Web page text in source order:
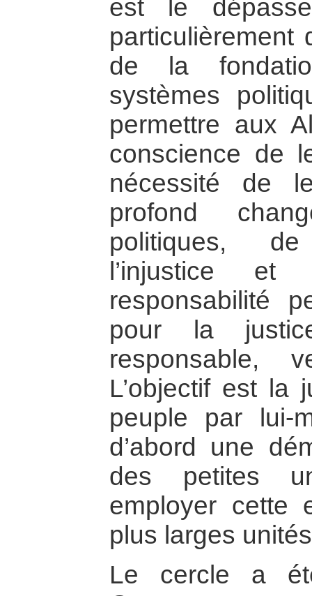
est le
particulièrement
de la
systèmes
permettre aux
conscience de
nécessité de
profond
politiques,
l’injustice
responsabilité
pour la
responsable,
L’objectif est la
peuple par lui-
d’abord une
des petites
employer cette
plus larges
Le cercle a